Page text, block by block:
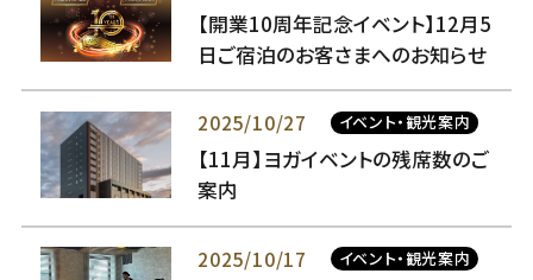
【開業10周年記念イベント】12月5
日ご宿泊のお客さまへのお知らせ
2025/10/27 イベント・観光案内
【11月】ヨガイベントの残席数のご
案内
2025/10/17 イベント・観光案内